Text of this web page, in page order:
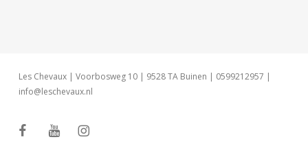
Les Chevaux | Voorbosweg 10 | 9528 TA Buinen | 0599212957 |
info@leschevaux.nl